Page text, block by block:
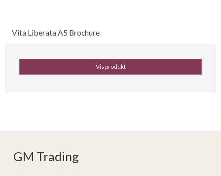
Vita Liberata A5 Brochure
Vis produkt
GM Trading